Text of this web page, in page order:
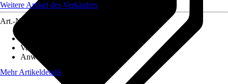
Weitere Artikel des Verkäufers
Art.-Nr.
Variante
Anwendung
Mehr Artikeldetails